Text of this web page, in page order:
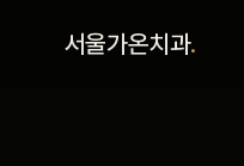
서울가온치과.